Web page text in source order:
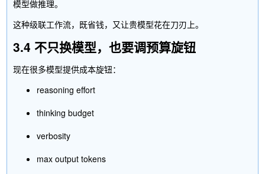
模型做推理。
这种级联工作流，既省钱，又让贵模型花在刀刃上。
3.4 不只换模型，也要调预算旋钮
现在很多模型提供成本旋钮：
reasoning effort
thinking budget
verbosity
max output tokens